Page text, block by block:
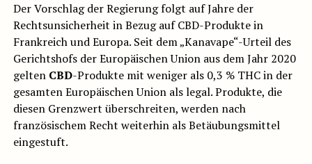
Der Vorschlag der Regierung folgt auf Jahre der
Rechtsunsicherheit in Bezug auf CBD-Produkte in
Frankreich und Europa. Seit dem „Kanavape“-Urteil des
Gerichtshofs der Europäischen Union aus dem Jahr 2020
gelten CBD-Produkte mit weniger als 0,3 % THC in der
gesamten Europäischen Union als legal. Produkte, die
diesen Grenzwert überschreiten, werden nach
französischem Recht weiterhin als Betäubungsmittel
eingestuft.